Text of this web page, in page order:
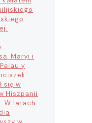
Maryi i
y
się w
Hiszpanii
W latach